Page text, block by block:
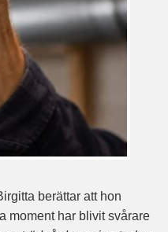
berättar att hon
moment har blivit svårare